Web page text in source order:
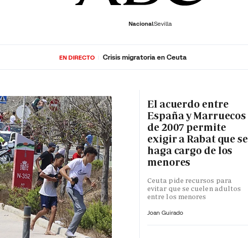
NacionalSevilla
ECONOMÍADEPORTES SOCIEDADCULTURAGENTEPLAY
EN DIRECTO Crisis migratoria en Ceuta
El acuerdo entre
España y Marruecos
de 2007 permite
exigir a Rabat que se
haga cargo de los
menores
Ceuta pide recursos para
evitar que se cuelen adultos
entre los menores
Joan Guirado